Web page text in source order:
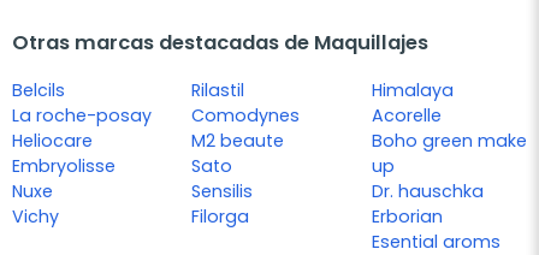
Otras marcas destacadas de Maquillajes
Belcils
La roche-posay
Heliocare
Embryolisse
Nuxe
Vichy
Rilastil
Comodynes
M2 beaute
Sato
Sensilis
Filorga
Himalaya
Acorelle
Boho green make
up
Dr. hauschka
Erborian
Esential aroms